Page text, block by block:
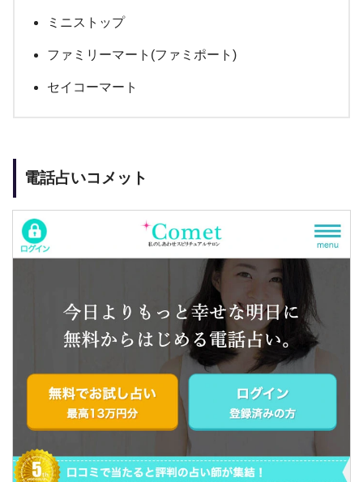
ミニストップ
ファミリーマート(ファミポート)
セイコーマート
電話占いコメット